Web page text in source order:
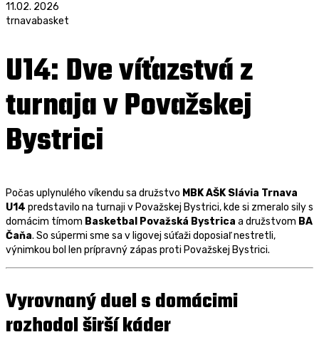
11.02. 2026
trnavabasket
U14: Dve víťazstvá z
turnaja v Považskej
Bystrici
Počas uplynulého víkendu sa družstvo MBK AŠK Slávia Trnava
U14 predstavilo na turnaji v Považskej Bystrici, kde si zmeralo sily s
domácim tímom Basketbal Považská Bystrica a družstvom BA
Čaňa. So súpermi sme sa v ligovej súťaži doposiaľ nestretli,
výnimkou bol len prípravný zápas proti Považskej Bystrici.
Vyrovnaný duel s domácimi
rozhodol širší káder